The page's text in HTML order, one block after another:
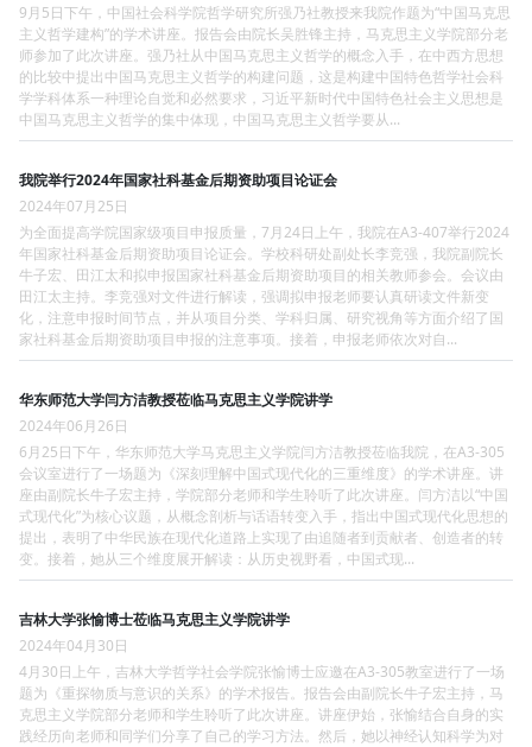
9月5日下午，中国社会科学院哲学研究所强乃社教授来我院作题为“中国马克思
主义哲学建构”的学术讲座。报告会由院长吴胜锋主持，马克思主义学院部分老
师参加了此次讲座。强乃社从中国马克思主义哲学的概念入手，在中西方思想
的比较中提出中国马克思主义哲学的构建问题，这是构建中国特色哲学社会科
学学科体系一种理论自觉和必然要求，习近平新时代中国特色社会主义思想是
中国马克思主义哲学的集中体现，中国马克思主义哲学要从...
我院举行2024年国家社科基金后期资助项目论证会
2024年07月25日
为全面提高学院国家级项目申报质量，7月24日上午，我院在A3-407举行2024
年国家社科基金后期资助项目论证会。学校科研处副处长李竞强，我院副院长
牛子宏、田江太和拟申报国家社科基金后期资助项目的相关教师参会。会议由
田江太主持。李竞强对文件进行解读，强调拟申报老师要认真研读文件新变
化，注意申报时间节点，并从项目分类、学科归属、研究视角等方面介绍了国
家社科基金后期资助项目申报的注意事项。接着，申报老师依次对自...
华东师范大学闫方洁教授莅临马克思主义学院讲学
2024年06月26日
6月25日下午，华东师范大学马克思主义学院闫方洁教授莅临我院，在A3-305
会议室进行了一场题为《深刻理解中国式现代化的三重维度》的学术讲座。讲
座由副院长牛子宏主持，学院部分老师和学生聆听了此次讲座。闫方洁以“中国
式现代化”为核心议题，从概念剖析与话语转变入手，指出中国式现代化思想的
提出，表明了中华民族在现代化道路上实现了由追随者到贡献者、创造者的转
变。接着，她从三个维度展开解读：从历史视野看，中国式现...
吉林大学张愉博士莅临马克思主义学院讲学
2024年04月30日
4月30日上午，吉林大学哲学社会学院张愉博士应邀在A3-305教室进行了一场
题为《重探物质与意识的关系》的学术报告。报告会由副院长牛子宏主持，马
克思主义学院部分老师和学生聆听了此次讲座。讲座伊始，张愉结合自身的实
践经历向老师和同学们分享了自己的学习方法。然后，她以神经认知科学为对